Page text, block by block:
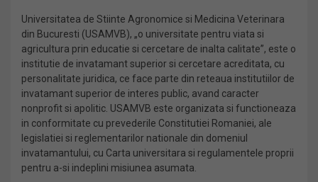
Universitatea de Stiinte Agronomice si Medicina Veterinara
din Bucuresti (USAMVB), „o universitate pentru viata si
agricultura prin educatie si cercetare de inalta calitate”, este o
institutie de invatamant superior si cercetare acreditata, cu
personalitate juridica, ce face parte din reteaua institutiilor de
invatamant superior de interes public, avand caracter
nonprofit si apolitic. USAMVB este organizata si functioneaza
in conformitate cu prevederile Constitutiei Romaniei, ale
legislatiei si reglementarilor nationale din domeniul
invatamantului, cu Carta universitara si regulamentele proprii
pentru a-si indeplini misiunea asumata.